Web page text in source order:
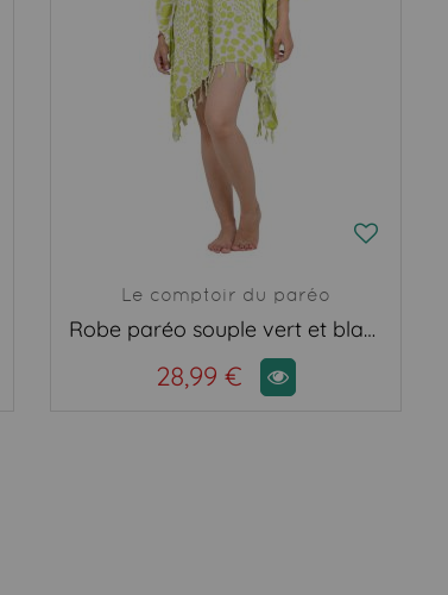
Le comptoir du paréo
Robe paréo souple vert et blanc
28,99 €